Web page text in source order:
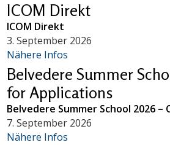
ICOM Direkt
ICOM Direkt
3. September 2026
Nähere Infos
Belvedere Summer
for Applications
Belvedere Summer School 2026 –
7. September 2026
Nähere Infos